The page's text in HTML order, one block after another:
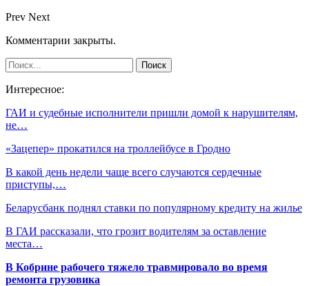
Prev Next
Комментарии закрыты.
Интересное:
ГАИ и судебные исполнители пришли домой к нарушителям,
не…
«Зацепер» прокатился на троллейбусе в Гродно
В какой день недели чаще всего случаются сердечные
приступы,…
Беларусбанк поднял ставки по популярному кредиту на жилье
В ГАИ рассказали, что грозит водителям за оставление
места…
В Кобрине рабочего тяжело травмировало во время
ремонта грузовика